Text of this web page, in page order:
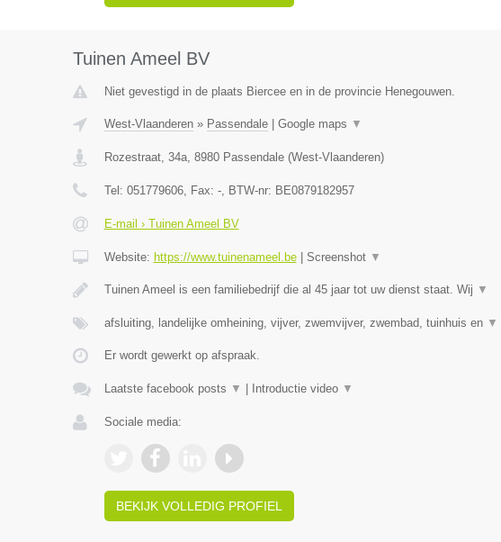
Tuinen Ameel BV
Niet gevestigd in de plaats Biercee en in de provincie Henegouwen.
West-Vlaanderen» Passendale| Google maps ▼
Rozestraat, 34a, 8980 Passendale(West-Vlaanderen)
Tel: 051779606, Fax: -, BTW-nr: BE0879182957
E-mail › Tuinen Ameel BV
Website: https://www.tuinenameel.be| Screenshot ▼
Tuinen Ameel is een familiebedrijf die al 45 jaar tot uw dienst staat. Wij ▼
afsluiting, landelijke omheining, vijver, zwemvijver, zwembad, tuinhuis en ▼
Er wordt gewerkt op afspraak.
Laatste facebook posts ▼ Introductie video ▼
Sociale media:
BEKIJK VOLLEDIG PROFIEL